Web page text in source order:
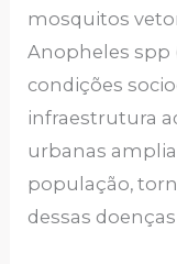
mosquitos
Anopheles spp
condições
infraestrutura
urbanas
população,
dessas